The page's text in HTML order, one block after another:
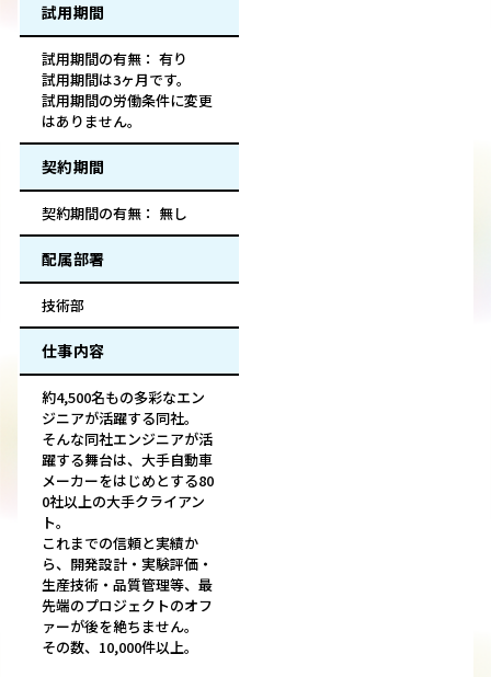
試用期間
試用期間の有無： 有り
試用期間は3ヶ月です。
試用期間の労働条件に変更
はありません。
契約期間
契約期間の有無： 無し
配属部署
技術部
仕事内容
約4,500名もの多彩なエン
ジニアが活躍する同社。
そんな同社エンジニアが活
躍する舞台は、大手自動車
メーカーをはじめとする80
0社以上の大手クライアン
ト。
これまでの信頼と実績か
ら、開発設計・実験評価・
生産技術・品質管理等、最
先端のプロジェクトのオフ
ァーが後を絶ちません。
その数、10,000件以上。